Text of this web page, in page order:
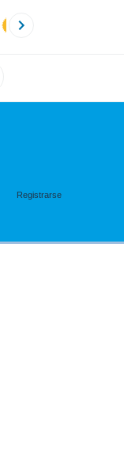
Registrarse